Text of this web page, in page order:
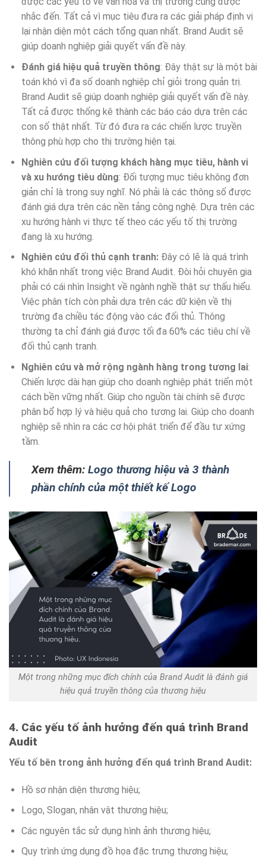
nhắc đến. Tất cả vì mục tiêu đưa ra các giải pháp định vị
lại nhận diện một cách tổng quan nhất. Brand Audit sẽ
giúp doanh nghiệp giải quyết vấn đề này.
Đánh giá hiệu quả truyền thông: Đây thật sự là một bài
toán khó vì đa số doanh nghiệp chỉ giỏi trong quản trị.
Brand Audit sẽ giúp doanh nghiệp giải quyết vấn đề này.
Tất cả được thống kê thành các báo cáo dựa trên các
con số thật nhất. Từ đó đưa ra các chiến lược truyền
thông phù hợp cho thị trường hiện tại.
Nghiên cứu đối tượng khách hàng mục tiêu, hành vi
và xu hướng tiêu dùng: Đối tượng mục tiêu không đơn
giản chỉ là trong suy nghĩ. Nó phải là các thông số được
đánh giá dựa trên các nền tảng công nghệ. Dựa trên các
xu hướng hành vi thực tế theo các yếu tố thị trường
đang là xu hướng.
Nghiên cứu đối thủ cạnh tranh:Đây có lẽ là quá trình
khó khăn nhất trong việc Brand Audit. Đòi hỏi chuyên gia
phải có cái nhìn Insight về ngành nghề thật sự thấu hiểu.
Việc phân tích còn phải dựa trên các dữ kiện về thị
trường đa chiều tác động vào các đối thủ. Thông
thường ta chỉ đánh giá được tối đa 60% các tiêu chí về
đối thủ cạnh tranh.
Nghiên cứu và mở rộng ngành hàng trong tương lai:
Chiến lược dài hạn giúp cho doanh nghiệp phát triển một
cách bền vững nhất. Giúp cho nguồn tài chính sẽ được
phân bổ hợp lý và hiệu quả cho tương lai. Giúp cho doanh
nghiệp sẽ nhìn ra các cơ hội phát triển để đầu tư xứng
tầm.
Xem thêm: Logo thương hiệu và 3 thành
phần chính của một thiết kế Logo
Một trong những mục đích chính của Brand Audit là đánh giá
hiệu quả truyền thông của thương hiệu
4. Các yếu tố ảnh hưởng đến quá trình Brand
Audit
Yếu tố bên trong ảnh hưởng đến quá trình Brand Audit:
Hồ sơ nhận diện thương hiệu;
Logo, Slogan, nhân vật thương hiệu;
Các nguyên tắc sử dụng hình ảnh thương hiệu;
Quy trình ứng dụng đồ họa đặc trưng thương hiệu;